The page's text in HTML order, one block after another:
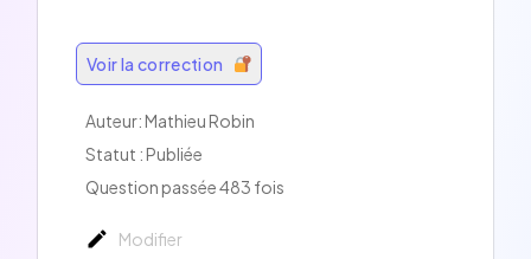
Voir la correction
Auteur: Mathieu Robin
Statut : Publiée
Question passée 483 fois
Modifier